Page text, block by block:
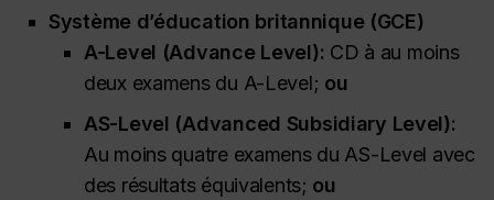
Système d’éducation britannique (GCE)
A-Level (Advance Level): CD à au moins
deux examens du A-Level; ou
AS-Level (Advanced Subsidiary Level):
Au moins quatre examens du AS-Level avec
des résultats équivalents; ou